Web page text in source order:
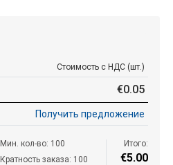
Стоимость с НДС (шт.)
€0.05
Получить предложение
Мин. кол-во: 100
Кратность заказа: 100
Итого:
€5.00